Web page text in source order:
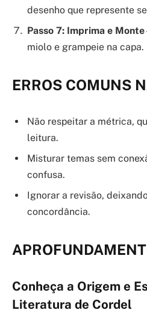
desenho que represente
Passo 7: Imprima e Monte
miolo e grampeie na capa.
ERROS COMUNS
Não respeitar a métrica,
leitura.
Misturar temas sem
confusa.
Ignorar a revisão,
concordância.
Conheça a Origem e
Literatura de Cordel